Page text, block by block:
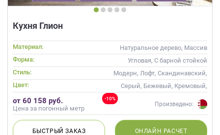
Кухня Глион
Материал:
Натуральное дерево, Массив
Форма:
Угловая, С барной стойкой
Стиль:
Модерн, Лофт, Скандинавский,
Неоклассика, Современные
Цвет:
Серый, Бежевый, Кремовый,
Коричневый, Капучино
-10%
от 60 158 руб.
Цена за погонный метр
Произведено:
БЫСТРЫЙЗАКАЗ ОНЛАЙН РАСЧЕТ